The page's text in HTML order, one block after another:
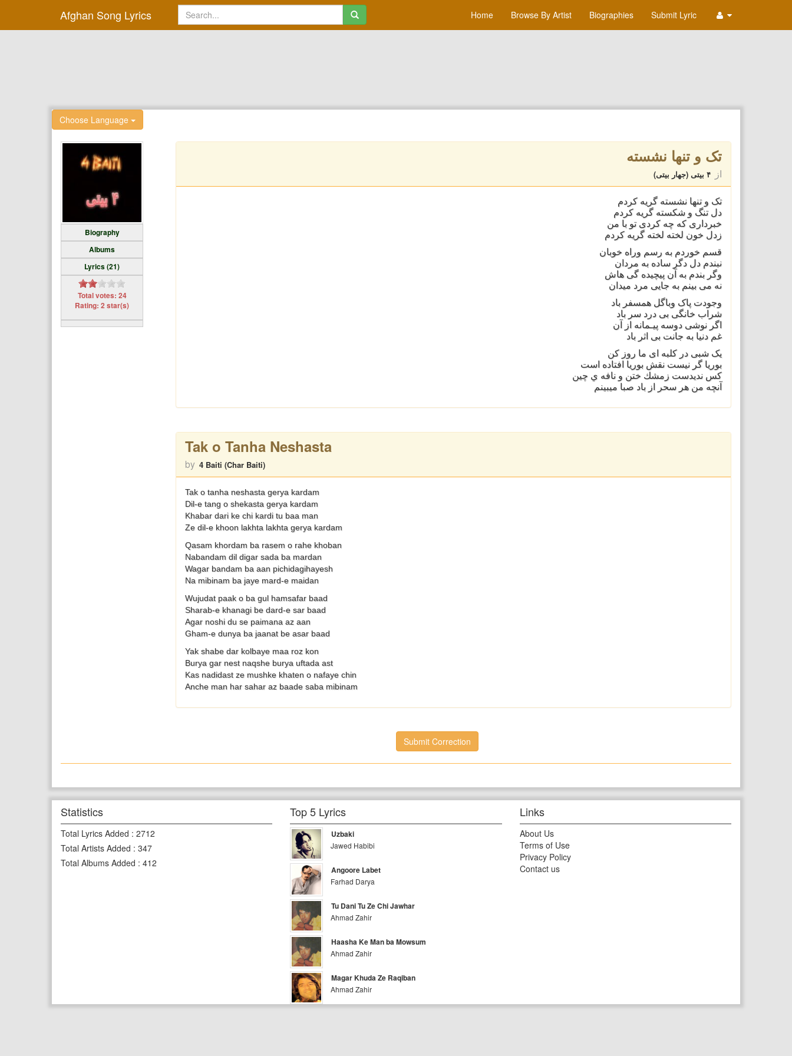
Afghan Song Lyrics Home Browse By Artist Biographies Submit Lyric
Choose Language
Biography
Albums
Lyrics (21)
Total votes: 24
Rating: 2 star(s)
تک و تنها نشسته
از ۴ بیتی (جهار بیتی)
تک و تنها نشسته گریه کردم
دل تنگ و شکسته گریه کردم
خبرداری که چه کردی تو با من
زدل خون لخته لخته گریه کردم
قسم خوردم به رسم وراه خوبان
نبندم دل دگر ساده به مردان
وگر بندم به آن پیچیده گی هاش
نه می بینم به جایی مرد میدان
وجودت پاک وباگل همسفر باد
شراب خانگی بی درد سر باد
اگر نوشی دوسه پیـمانه از آن
غم دنیا به جانت بی اثر باد
یک شبی در کلبه ای ما روز کن
بوریا گر نیست نقش بوریا افتاده است
كس نديدست زمشك ختن و نافه ي چين
آنچه من هر سحر از باد صبا ميبينم
Tak o Tanha Neshasta
by 4 Baiti (Char Baiti)
Tak o tanha neshasta gerya kardam
Dil-e tang o shekasta gerya kardam
Khabar dari ke chi kardi tu baa man
Ze dil-e khoon lakhta lakhta gerya kardam
Qasam khordam ba rasem o rahe khoban
Nabandam dil digar sada ba mardan
Wagar bandam ba aan pichidagihayesh
Na mibinam ba jaye mard-e maidan
Wujudat paak o ba gul hamsafar baad
Sharab-e khanagi be dard-e sar baad
Agar noshi du se paimana az aan
Gham-e dunya ba jaanat be asar baad
Yak shabe dar kolbaye maa roz kon
Burya gar nest naqshe burya uftada ast
Kas nadidast ze mushke khaten o nafaye chin
Anche man har sahar az baade saba mibinam
Submit Correction
Statistics
Total Lyrics Added : 2712
Total Artists Added : 347
Total Albums Added : 412
Top 5 Lyrics
Uzbaki
Jawed Habibi
Angoore Labet
Farhad Darya
Tu Dani Tu Ze Chi Jawhar
Ahmad Zahir
Haasha Ke Man ba Mowsum
Ahmad Zahir
Magar Khuda Ze Raqiban
Ahmad Zahir
Links
About Us
Terms of Use
Privacy Policy
Contact us